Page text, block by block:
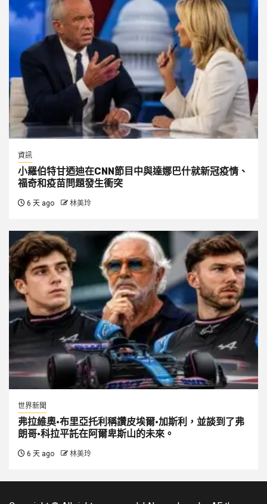
資訊
小羅伯特甘迺迪在CNN節目中與達娜巴什就新冠疫情、
福奇和疫苗問題發生衝突
6 天 ago 林美玲
世界新聞
弗拉維奧·布里亞托利稱讚皮埃爾·加斯利，並談到了弗
朗哥·科拉平託在阿爾卑斯山的未來。
6 天 ago 林美玲